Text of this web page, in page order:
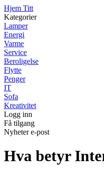
Hjem Titt
Kategorier
Lamper
Energi
Varme
Service
Beroligelse
Flytte
Penger
IT
Sofa
Kreativitet
Logg inn
Få tilgang
Nyheter e-post
Hva betyr